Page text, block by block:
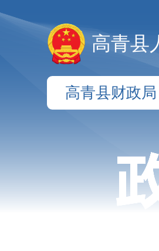
高青县
高青县财政局